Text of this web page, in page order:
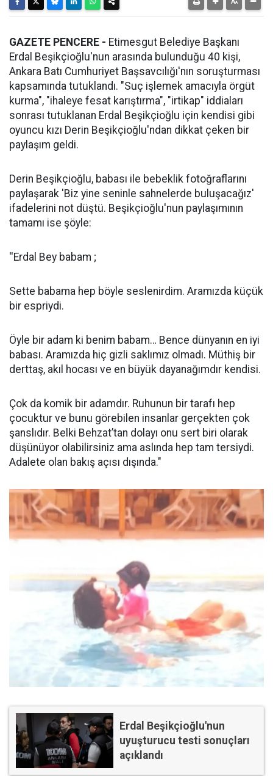
GAZETE PENCERE - Etimesgut Belediye Başkanı
Erdal Beşikçioğlu'nun arasında bulunduğu 40 kişi,
Ankara Batı Cumhuriyet Başsavcılığı'nın soruşturması
kapsamında tutuklandı. "Suç işlemek amacıyla örgüt
kurma", "ihaleye fesat karıştırma", "irtikap" iddiaları
sonrası tutuklanan Erdal Beşikçioğlu için kendisi gibi
oyuncu kızı Derin Beşikçioğlu'ndan dikkat çeken bir
paylaşım geldi.
Derin Beşikçioğlu, babası ile bebeklik fotoğraflarını
paylaşarak 'Biz yine seninle sahnelerde buluşacağız'
ifadelerini not düştü. Beşikçioğlu'nun paylaşımının
tamamı ise şöyle:
''Erdal Bey babam ;
Sette babama hep böyle seslenirdim. Aramızda küçük
bir espriydi.
Öyle bir adam ki benim babam… Bence dünyanın en iyi
babası. Aramızda hiç gizli saklımız olmadı. Müthiş bir
derttaş, akıl hocası ve en büyük dayanağımdır kendisi.
Çok da komik bir adamdır. Ruhunun bir tarafı hep
çocuktur ve bunu görebilen insanlar gerçekten çok
şanslıdır. Belki Behzat’tan dolayı onu sert biri olarak
düşünüyor olabilirsiniz ama aslında hep tam tersiydi.
Adalete olan bakış açısı dışında."
Erdal Beşikçioğlu'nun
uyuşturucu testi sonuçları
açıklandı